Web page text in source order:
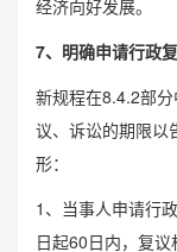
经济向好发展。
7、明确申请行政
新规程在8.4.2部
议、诉讼的期限以
形：
1、当事人申请行
日起60日内，复